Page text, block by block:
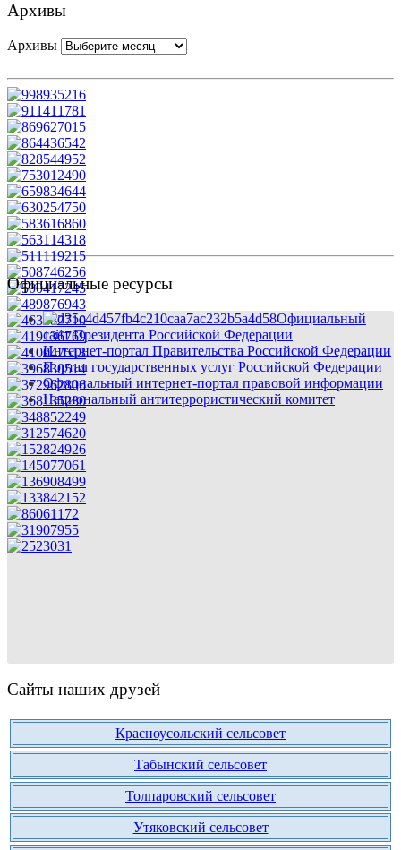
Архивы
Архивы
Официальные ресурсы
Официальный
сайт Президента Российской Федерации
Интернет-портал Правительства Российской Федерации
Портал государственных услуг Российской Федерации
Официальный интернет-портал правовой информации
Национальный антитеррористический комитет
Сайты наших друзей
Красноусольский сельсовет
Табынский сельсовет
Толпаровский сельсовет
Утяковский сельсовет